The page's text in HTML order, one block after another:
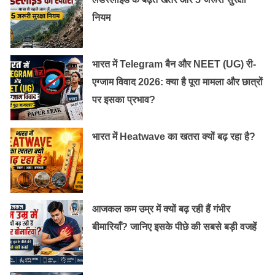
लेकिन, जिन मुश्किल हालातों और अभावों में गोविन्द ने अपनी पढ़ाई
की वो किसी को भी तोड़ सकती हैं। अक्सर आम लोग इन हालातों
और अभावों से हार जाते हैं और आगे नहीं बढ़ पाते। लेकिन गोविन्द ने
जो हासिल कर दिखाया है वो बड़ी मिसाल है। गरीब परिवार में जन्म
लेने वाले बच्चे-युवा और दूसरे लोग भी गोविन्द की कामयाबी की
नियम
भारत में Telegram बैन और NEET (UG) री-
एग्जाम विवाद 2026: क्या है पूरा मामला और छात्रों
पर इसका प्रभाव?
भारत में Heatwave का खतरा क्यों बढ़ रहा है?
आजकल कम उम्र में क्यों बढ़ रही हैं गंभीर
बीमारियाँ? जानिए इसके पीछे की सबसे बड़ी वजहें